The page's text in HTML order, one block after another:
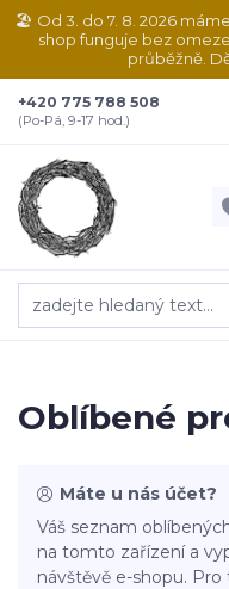
🏖️ Od 3. do 7. 8. 2026
shop funguje bez
průběžně.
+420 775 788 508
(Po-Pá, 9-17 hod.)
Oblíbené
Máte u nás účet?
Váš seznam
na tomto zařízení a
návštěvě e-shopu.